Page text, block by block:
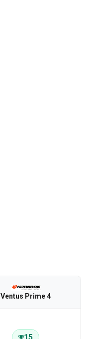
Ventus Prime 4